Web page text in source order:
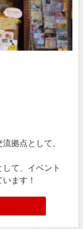
拠点として、
て、イベント
ます！